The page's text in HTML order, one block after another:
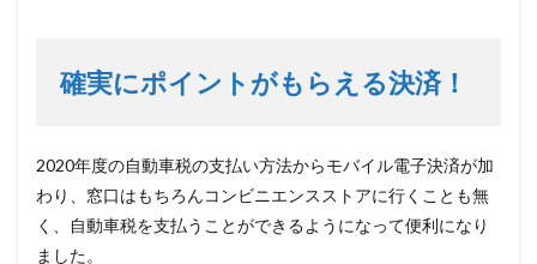
確実にポイントがもらえる決済！
2020年度の自動車税の支払い方法からモバイル電子決済が加
わり、窓口はもちろんコンビニエンスストアに行くことも無
く、自動車税を支払うことができるようになって便利になり
ました。